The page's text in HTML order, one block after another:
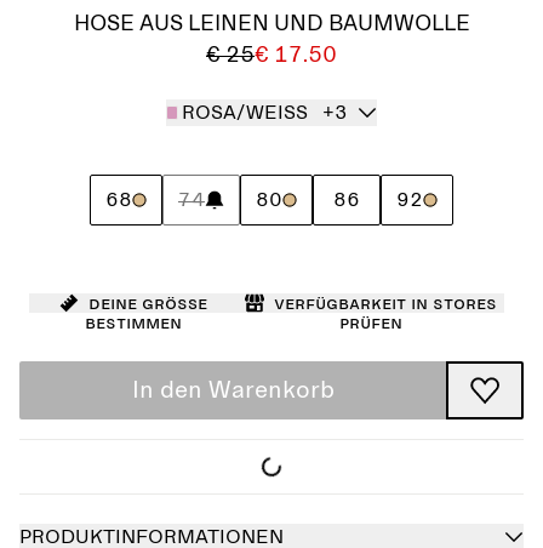
HOSE AUS LEINEN UND BAUMWOLLE
€ 25€ 17.50
ROSA/WEISS +3
68 74 80 86 92
Deine Größe
bestimmen
Verfügbarkeit in Stores
prüfen
In den Warenkorb
PRODUKTINFORMATIONEN